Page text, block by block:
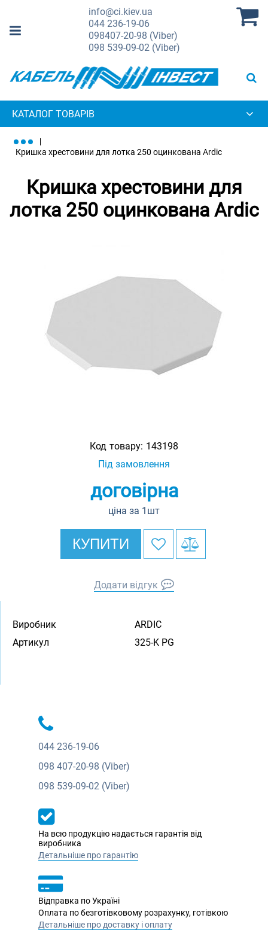
info@ci.kiev.ua
044236-19-06
098407-20-98 (Viber)
098 539-09-02 (Viber)
КАТАЛОГ ТОВАРІВ
Кришка хрестовини для лотка 250 оцинкована Ardic
Кришка хрестовини для
лотка 250 оцинкована Ardic
Код товару: 143198
Під замовлення
договірна
ціна за 1шт
КУПИТИ
Додати відгук
Виробник
ARDIC
Артикул
325-K PG
044 236-19-06
098 407-20-98 (Viber)
098 539-09-02 (Viber)
На всю продукцію надається гарантія від
виробника
Детальніше про гарантію
Відправка по Україні
Оплата по безготівковому розрахунку, готівкою
Детальніше про доставку і оплату